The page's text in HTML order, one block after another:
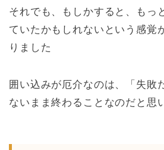
それでも、もしかすると、もっ
ていたかもしれないという感覚
りました
囲い込みが厄介なのは、「失敗
ないまま終わることなのだと思